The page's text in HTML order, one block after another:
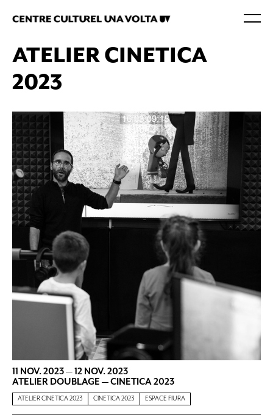
ATELIER CINETICA
2023
11 NOV. 2023—12 NOV. 2023
ATELIER DOUBLAGE — CINETICA 2023
ATELIER CINETICA 2023 CINETICA 2023 ESPACE FIURA